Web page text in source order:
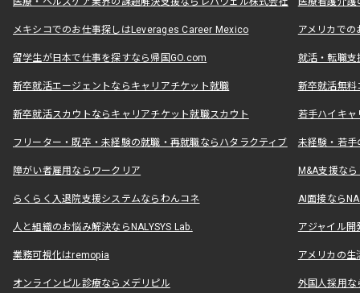
メキシコでのお仕事探しはLeverages Career Mexico アメリカで
留学生が日本で仕事を探すなら帰国GO.com 就活・転職
新卒就活エージェントならキャリアチケット就職 新卒就活無料
新卒就活スカウトならキャリアチケット就職スカウト 若手ハイキ
フリーター・既卒・未経験の就職・再就職ならハタラクティブ 未経験・若手
障がい者雇用ならワークリア M&A支援な
らくらく入退院支援システムならわんコネ AI面接なら
人と組織のお悩み解決ならNALYSYS Lab. アジャイル
業務可視化はremopia アメリカの
オンラインピル診療ならメデリピル 外国人採用